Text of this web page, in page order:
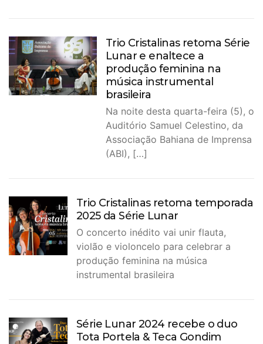
Trio Cristalinas retoma Série
Lunar e enaltece a
produção feminina na
música instrumental
brasileira
Na noite desta quarta-feira (5), o
Auditório Samuel Celestino, da
Associação Bahiana de Imprensa
(ABI), […]
Trio Cristalinas retoma temporada
2025 da Série Lunar
O concerto inédito vai unir flauta,
violão e violoncelo para celebrar a
produção feminina na música
instrumental brasileira
Série Lunar 2024 recebe o duo
Tota Portela & Teca Gondim